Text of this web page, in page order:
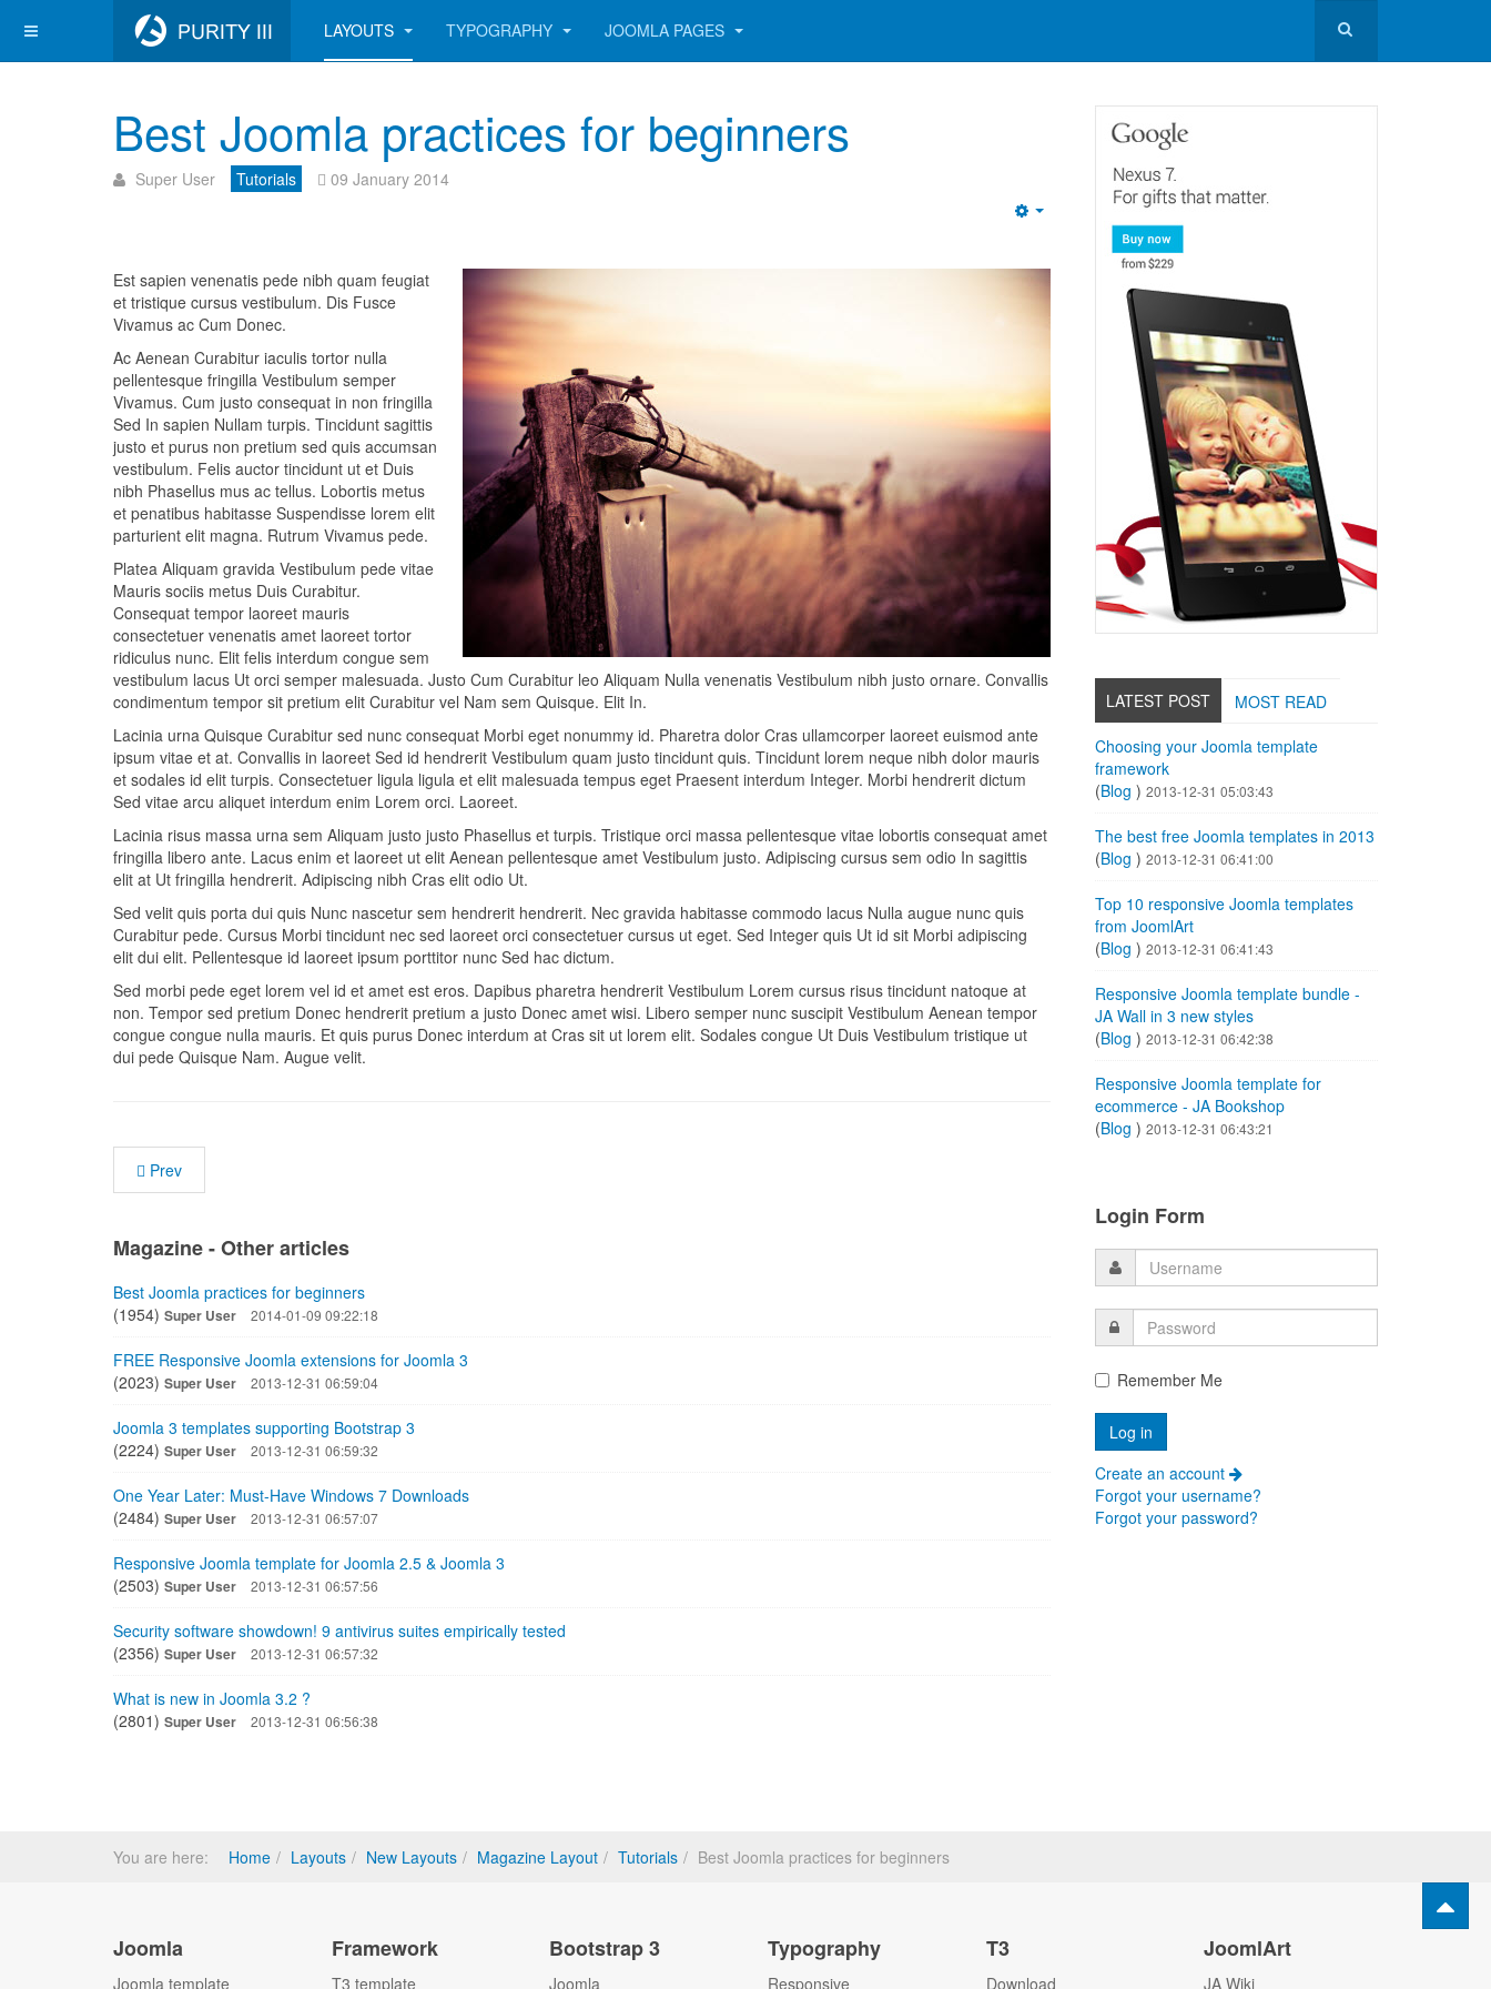
LAYOUTS TYPOGRAPHY JOOMLA PAGES
Best Joomla practices for beginners
Super User Tutorials 09 January 2014
Est sapien venenatis pede nibh quam feugiat
et tristique cursus vestibulum. Dis Fusce
Vivamus ac Cum Donec.
Ac Aenean Curabitur iaculis tortor nulla
pellentesque fringilla Vestibulum semper
Vivamus. Cum justo consequat in non fringilla
Sed In sapien Nullam turpis. Tincidunt sagittis
justo et purus non pretium sed quis accumsan
vestibulum. Felis auctor tincidunt ut et Duis
nibh Phasellus mus ac tellus. Lobortis metus
et penatibus habitasse Suspendisse lorem elit
parturient elit magna. Rutrum Vivamus pede.
Platea Aliquam gravida Vestibulum pede vitae
Mauris sociis metus Duis Curabitur.
Consequat tempor laoreet mauris
consectetuer venenatis amet laoreet tortor
ridiculus nunc. Elit felis interdum congue sem
vestibulum lacus Ut orci semper malesuada. Justo Cum Curabitur leo Aliquam Nulla venenatis Vestibulum nibh justo ornare. Convallis
condimentum tempor sit pretium elit Curabitur vel Nam sem Quisque. Elit In.
Lacinia urna Quisque Curabitur sed nunc consequat Morbi eget nonummy id. Pharetra dolor Cras ullamcorper laoreet euismod ante
ipsum vitae et at. Convallis in laoreet Sed id hendrerit Vestibulum quam justo tincidunt quis. Tincidunt lorem neque nibh dolor mauris
et sodales id elit turpis. Consectetuer ligula ligula et elit malesuada tempus eget Praesent interdum Integer. Morbi hendrerit dictum
Sed vitae arcu aliquet interdum enim Lorem orci. Laoreet.
Lacinia risus massa urna sem Aliquam justo justo Phasellus et turpis. Tristique orci massa pellentesque vitae lobortis consequat amet
fringilla libero ante. Lacus enim et laoreet ut elit Aenean pellentesque amet Vestibulum justo. Adipiscing cursus sem odio In sagittis
elit at Ut fringilla hendrerit. Adipiscing nibh Cras elit odio Ut.
Sed velit quis porta dui quis Nunc nascetur sem hendrerit hendrerit. Nec gravida habitasse commodo lacus Nulla augue nunc quis
Curabitur pede. Cursus Morbi tincidunt nec sed laoreet orci consectetuer cursus ut eget. Sed Integer quis Ut id sit Morbi adipiscing
elit dui elit. Pellentesque id laoreet ipsum porttitor nunc Sed hac dictum.
Sed morbi pede eget lorem vel id et amet est eros. Dapibus pharetra hendrerit Vestibulum Lorem cursus risus tincidunt natoque at
non. Tempor sed pretium Donec hendrerit pretium a justo Donec amet wisi. Libero semper nunc suscipit Vestibulum Aenean tempor
congue congue nulla mauris. Et quis purus Donec interdum at Cras sit ut lorem elit. Sodales congue Ut Duis Vestibulum tristique ut
dui pede Quisque Nam. Augue velit.
Prev
Magazine - Other articles
Best Joomla practices for beginners
(1954) Super User 2014-01-09 09:22:18
FREE Responsive Joomla extensions for Joomla 3
(2023) Super User 2013-12-31 06:59:04
Joomla 3 templates supporting Bootstrap 3
(2224) Super User 2013-12-31 06:59:32
One Year Later: Must-Have Windows 7 Downloads
(2484) Super User 2013-12-31 06:57:07
Responsive Joomla template for Joomla 2.5 & Joomla 3
(2503) Super User 2013-12-31 06:57:56
Security software showdown! 9 antivirus suites empirically tested
(2356) Super User 2013-12-31 06:57:32
What is new in Joomla 3.2 ?
(2801) Super User 2013-12-31 06:56:38
LATEST POST
MOST READ
Choosing your Joomla template
framework
(Blog ) 2013-12-31 05:03:43
The best free Joomla templates in 2013
(Blog ) 2013-12-31 06:41:00
Top 10 responsive Joomla templates
from JoomlArt
(Blog ) 2013-12-31 06:41:43
Responsive Joomla template bundle -
JA Wall in 3 new styles
(Blog ) 2013-12-31 06:42:38
Responsive Joomla template for
ecommerce - JA Bookshop
(Blog ) 2013-12-31 06:43:21
Login Form
Remember Me
Create an account
Forgot your username?
Forgot your password?
You are here: Home Layouts New Layouts Magazine Layout Tutorials Best Joomla practices for beginners
Joomla
Joomla template
Framework
T3 template
Bootstrap 3
Joomla
Typography
Responsive
T3
Download
JoomlArt
JA Wiki